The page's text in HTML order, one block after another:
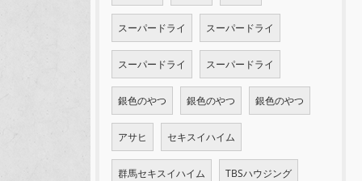
スーパードライ スーパードライ
スーパードライ スーパードライ
銀色のやつ 銀色のやつ 銀色のやつ
アサヒ セキスイハイム
群馬セキスイハイム TBSハウジング